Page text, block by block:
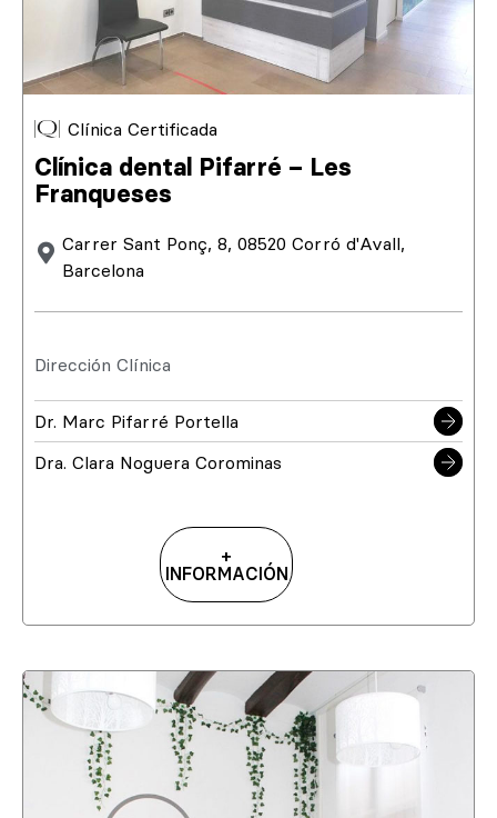
Clínica Certificada
Clínica dental Pifarré – Les
Franqueses
Carrer Sant Ponç, 8, 08520 Corró d'Avall,
Barcelona
Dirección Clínica
Dr. Marc Pifarré Portella
Dra. Clara Noguera Corominas
+
INFORMACIÓN